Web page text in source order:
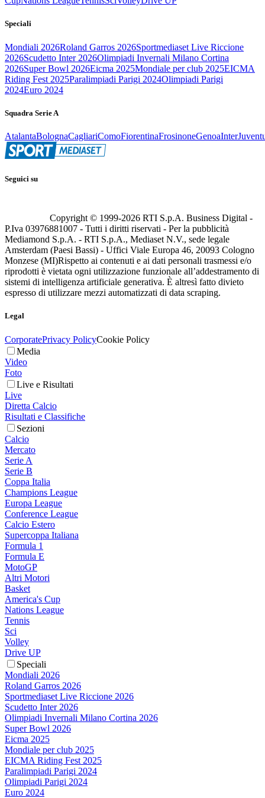
Speciali
Mondiali 2026Roland Garros 2026Sportmediaset Live Riccione
2026Scudetto Inter 2026Olimpiadi Invernali Milano Cortina
2026Super Bowl 2026Eicma 2025Mondiale per club 2025EICMA
Riding Fest 2025Paralimpiadi Parigi 2024Olimpiadi Parigi
2024Euro 2024
Squadra Serie A
AtalantaBolognaCagliariComoFiorentinaFrosinoneGenoaInter
Seguici su
Copyright © 1999-2026 RTI S.p.A. Business Digital -
P.Iva 03976881007 - Tutti i diritti riservati - Per la pubblicità
Mediamond S.p.A. - RTI S.p.A., Mediaset N.V., sede legale
Amsterdam (Paesi Bassi) - Uffici Viale Europa 46, 20093 Cologno
Monzese (MI)Rispetto ai contenuti e ai dati personali trasmessi e/o
riprodotti è vietata ogni utilizzazione funzionale all’addestramento di
sistemi di intelligenza artificiale generativa. È altresì fatto divieto
espresso di utilizzare mezzi automatizzati di data scraping.
Legal
CorporatePrivacy PolicyCookie Policy
Media
Video
Foto
Live e Risultati
Live
Diretta Calcio
Risultati e Classifiche
Sezioni
Calcio
Mercato
Serie A
Serie B
Coppa Italia
Champions League
Europa League
Conference League
Calcio Estero
Supercoppa Italiana
Formula 1
Formula E
MotoGP
Altri Motori
Basket
America's Cup
Nations League
Tennis
Sci
Volley
Drive UP
Speciali
Mondiali 2026
Roland Garros 2026
Sportmediaset Live Riccione 2026
Scudetto Inter 2026
Olimpiadi Invernali Milano Cortina 2026
Super Bowl 2026
Eicma 2025
Mondiale per club 2025
EICMA Riding Fest 2025
Paralimpiadi Parigi 2024
Olimpiadi Parigi 2024
Euro 2024